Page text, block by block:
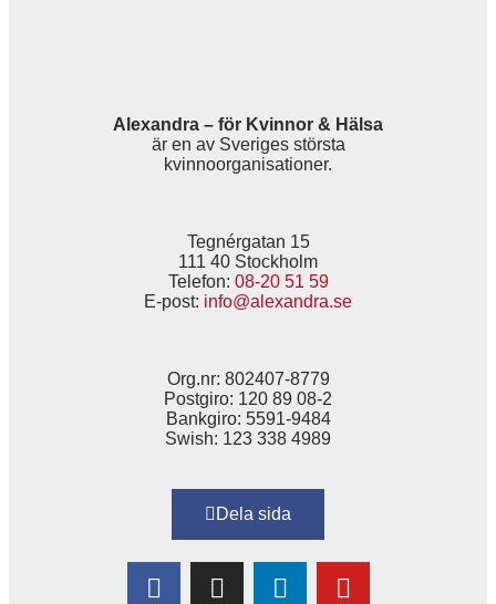
Alexandra – för Kvinnor & Hälsa
är en av Sveriges största
kvinnoorganisationer.
Tegnérgatan 15
111 40 Stockholm
Telefon: 08-20 51 59
E-post: info@alexandra.se
Org.nr: 802407-8779
Postgiro: 120 89 08-2
Bankgiro: 5591-9484
Swish: 123 338 4989
Dela sida